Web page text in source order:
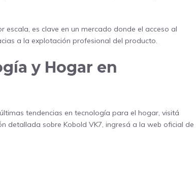
es clave en un mercado donde el acceso al
a la explotación profesional del producto.
y Hogar en
tendencias en tecnología para el hogar, visitá
detallada sobre Kobold VK7, ingresá a la web oficial de